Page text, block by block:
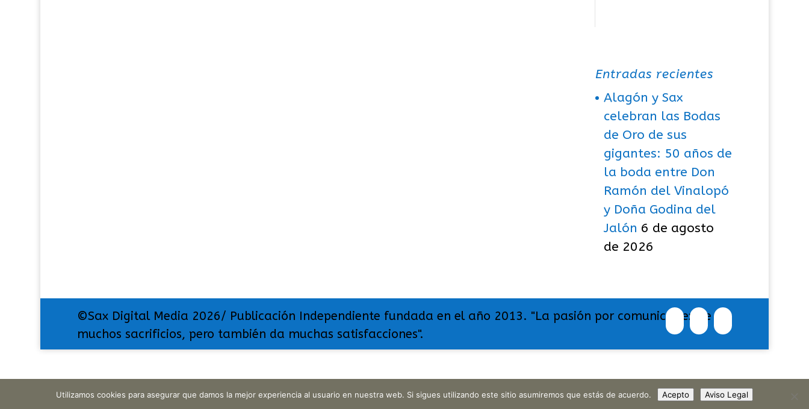
Entradas recientes
Alagón y Sax
celebran las Bodas
de Oro de sus
gigantes: 50 años de
la boda entre Don
Ramón del Vinalopó
y Doña Godina del
Jalón 6 de agosto
de 2026
©Sax Digital Media 2026/ Publicación Independiente fundada en el año 2013. "La pasión por comunicar exige
muchos sacrificios, pero también da muchas satisfacciones".
Utilizamos cookies para asegurar que damos la mejor experiencia al usuario en nuestra web. Si sigues utilizando este sitio asumiremos que estás de acuerdo. Acepto Aviso Legal